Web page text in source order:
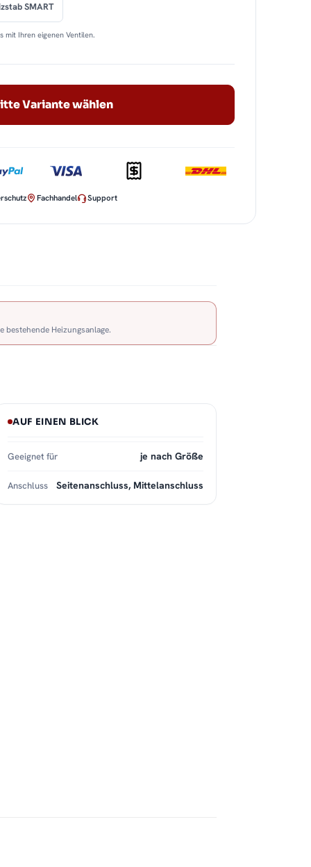
SMART
mit Ihren eigenen Ventilen.
Variante wählen
Fachhandel Support
Heizungsanlage.
AUF EINEN BLICK
Geeignet für je nach Größe
Anschluss Seitenanschluss, Mittelanschluss